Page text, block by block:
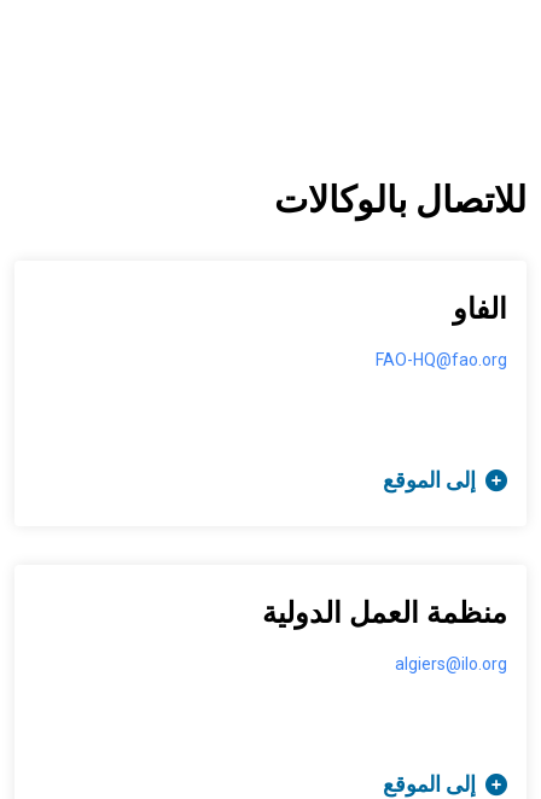
للاتصال بالوكالات
الفاو
FAO-HQ@fao.org
إلى الموقع
منظمة العمل الدولية
algiers@ilo.org
إلى الموقع